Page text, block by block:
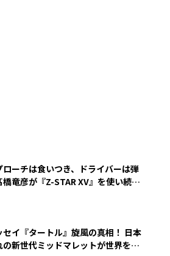
ローチは食いつき、ドライバーは弾
橋竜彦が『Z-STAR XV』を使い続け
セイ『タートル』旋風の真相！ 日本
の新世代ミッドマレットが世界を席